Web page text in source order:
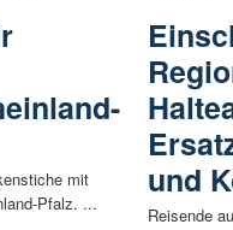
mit
Pfalz. ...
und
Reisende